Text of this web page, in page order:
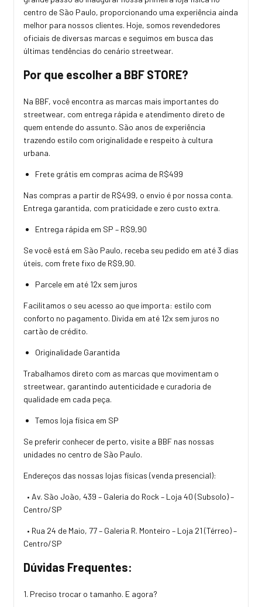
centro de São Paulo, proporcionando uma experiência ainda
melhor para nossos clientes. Hoje, somos revendedores
oficiais de diversas marcas e seguimos em busca das
últimas tendências do cenário streetwear.
Por que escolher a BBF STORE?
Na BBF, você encontra as marcas mais importantes do
streetwear, com entrega rápida e atendimento direto de
quem entende do assunto. São anos de experiência
trazendo estilo com originalidade e respeito à cultura
urbana.
Frete grátis em compras acima de R$499
Nas compras a partir de R$499, o envio é por nossa conta.
Entrega garantida, com praticidade e zero custo extra.
Entrega rápida em SP – R$9,90
Se você está em São Paulo, receba seu pedido em até 3 dias
úteis, com frete fixo de R$9,90.
Parcele em até 12x sem juros
Facilitamos o seu acesso ao que importa: estilo com
conforto no pagamento. Divida em até 12x sem juros no
cartão de crédito.
Originalidade Garantida
Trabalhamos direto com as marcas que movimentam o
streetwear, garantindo autenticidade e curadoria de
qualidade em cada peça.
Temos loja física em SP
Se preferir conhecer de perto, visite a BBF nas nossas
unidades no centro de São Paulo.
Endereços das nossas lojas físicas (venda presencial):
• Av. São João, 439 – Galeria do Rock – Loja 40 (Subsolo) –
Centro/SP
• Rua 24 de Maio, 77 – Galeria R. Monteiro – Loja 21 (Térreo) –
Centro/SP
Dúvidas Frequentes:
1. Preciso trocar o tamanho. E agora?